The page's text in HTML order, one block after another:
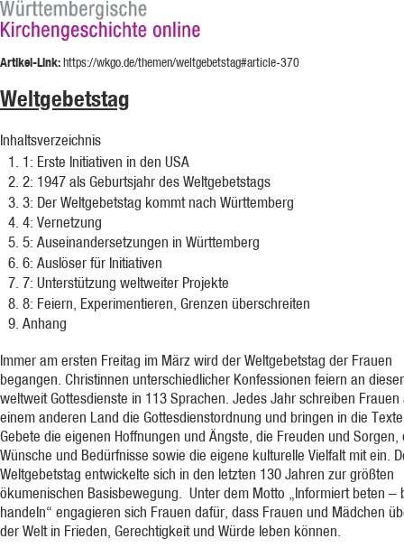
Artikel-Link:https://wkgo.de/themen/weltgebetstag#article-370
Weltgebetstag
Inhaltsverzeichnis
1: Erste Initiativen in den USA
2: 1947 als Geburtsjahr des Weltgebetstags
3: Der Weltgebetstag kommt nach Württemberg
4: Vernetzung
5: Auseinandersetzungen in Württemberg
6: Auslöser für Initiativen
7: Unterstützung weltweiter Projekte
8: Feiern, Experimentieren, Grenzen überschreiten
Anhang
Immer am ersten Freitag im März wird der Weltgebetstag der Frauen
begangen. Christinnen unterschiedlicher Konfessionen feiern an
weltweit Gottesdienste in 113 Sprachen. Jedes Jahr schreiben Frauen
einem anderen Land die Gottesdienstordnung und bringen in die
Gebete die eigenen Hoffnungen und Ängste, die Freuden und Sorgen,
Wünsche und Bedürfnisse sowie die eigene kulturelle Vielfalt mit ein.
Weltgebetstag entwickelte sich in den letzten 130 Jahren zur größten
ökumenischen Basisbewegung. Unter dem Motto „Informiert beten –
handeln“ engagieren sich Frauen dafür, dass Frauen und Mädchen
der Welt in Frieden, Gerechtigkeit und Würde leben können.